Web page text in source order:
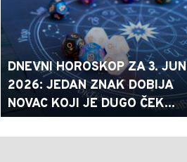
DNEVNI HOROSKOP ZA 3. JUN
2026: JEDAN ZNAK DOBIJA
NOVAC KOJI JE DUGO ČEK...